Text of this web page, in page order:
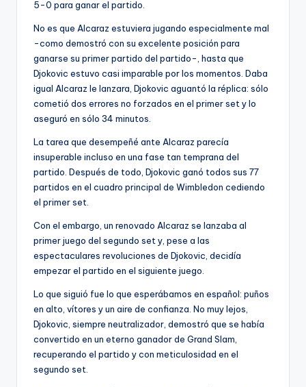
5-0 para ganar el partido.
No es que Alcaraz estuviera jugando especialmente mal
-como demostró con su excelente posición para
ganarse su primer partido del partido-, hasta que
Djokovic estuvo casi imparable por los momentos. Daba
igual Alcaraz le lanzara, Djokovic aguantó la réplica: sólo
cometió dos errores no forzados en el primer set y lo
aseguró en sólo 34 minutos.
La tarea que desempeñé ante Alcaraz parecía
insuperable incluso en una fase tan temprana del
partido. Después de todo, Djokovic ganó todos sus 77
partidos en el cuadro principal de Wimbledon cediendo
el primer set.
Con el embargo, un renovado Alcaraz se lanzaba al
primer juego del segundo set y, pese a las
espectaculares revoluciones de Djokovic, decidía
empezar el partido en el siguiente juego.
Lo que siguió fue lo que esperábamos en español: puños
en alto, vítores y un aire de confianza. No muy lejos,
Djokovic, siempre neutralizador, demostró que se había
convertido en un eterno ganador de Grand Slam,
recuperando el partido y con meticulosidad en el
segundo set.